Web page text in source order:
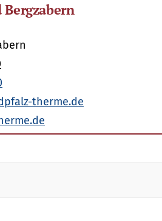
Bergzabern
therme.de